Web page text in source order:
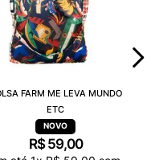
FARM ME LEVA MUNDO
ETC
R$ 59,00